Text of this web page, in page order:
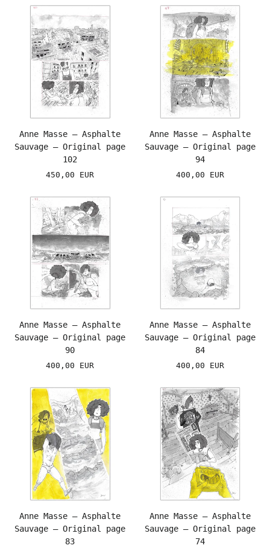
Anne Masse – Asphalte
Sauvage – Original page
102
450,00 EUR
Anne Masse – Asphalte
Sauvage – Original page
94
400,00 EUR
Anne Masse – Asphalte
Sauvage – Original page
90
400,00 EUR
Anne Masse – Asphalte
Sauvage – Original page
84
400,00 EUR
Anne Masse – Asphalte
Sauvage – Original page
83
Anne Masse – Asphalte
Sauvage – Original page
74